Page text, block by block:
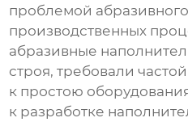
проблемой
производственных
абразивные
строя, требовали
к простою
к разработке